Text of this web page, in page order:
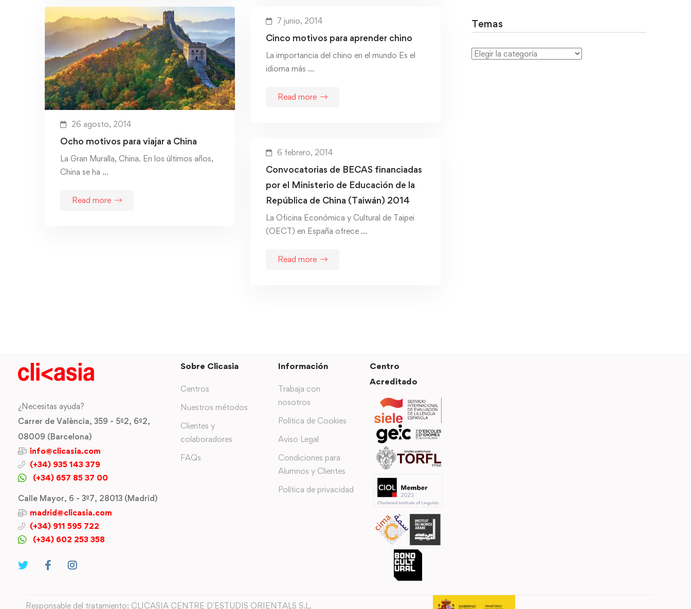
26 agosto, 2014
Ocho motivos para viajar a China
La Gran Muralla, China. En los últimos años,
China se ha …
Read more
7 junio, 2014
Cinco motivos para aprender chino
La importancia del chino en el mundo Es el
idioma más …
Read more
6 febrero, 2014
Convocatorias de BECAS financiadas
por el Ministerio de Educación de la
República de China (Taiwán) 2014
La Oficina Económica y Cultural de Taipei
(OECT) en España ofrece …
Read more
Temas
¿Necesitas ayuda?
Carrer de València, 359 - 5º2, 6º2,
08009 (Barcelona)
info@clicasia.com
(+34) 935 143 379
(+34) 657 85 37 00
Calle Mayor, 6 - 3º7, 28013 (Madrid)
madrid@clicasia.com
(+34) 911 595 722
(+34) 602 253 358
Sobre Clicasia
Centros
Nuestros métodos
Clientes y
colaboradores
FAQs
Información
Trabaja con
nosotros
Política de Cookies
Aviso Legal
Condiciones para
Alumnos y Clientes
Política de privacidad
Centro
Acreditado
Responsable del tratamiento: CLICASIA CENTRE D´ESTUDIS ORIENTALS S.L.